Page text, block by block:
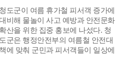
​​​​​​​청도군이 여름 휴가철 피서객 증가에
비해 물놀이 사고 예방과 안전문화
확산을 위한 집중 홍보에 나섰다. 청
도군은 행정안전부의 여름철 안전대
책에 맞춰 군민과 피서객들이 일상에